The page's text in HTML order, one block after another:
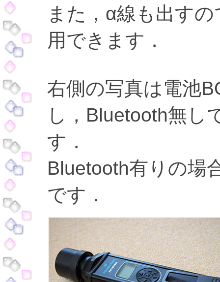
また，α線も出す
用できます．
右側の写真は電池
し，Bluetooth無し
す．
Bluetooth有りの場
です．